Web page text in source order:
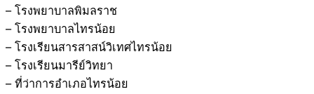
– โรงพยาบาลพิมลราช
– โรงพยาบาลไทรน้อย
– โรงเรียนสารสาสน์วิเทศไทรน้อย
– โรงเรียนมารีย์วิทยา
– ที่ว่าการอำเภอไทรน้อย